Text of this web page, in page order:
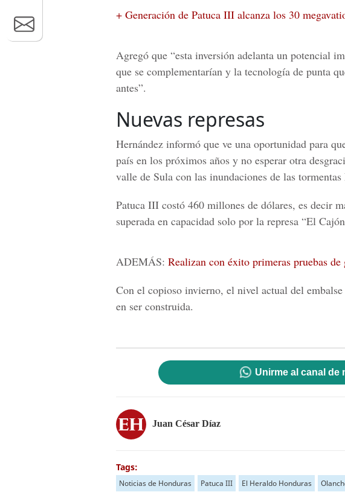
+ Generación de Patuca III alcanza los 30
Agregó que “esta inversión adelanta un potencial
que se complementarían y la tecnología de punta
antes”.
Nuevas represas
Hernández informó que ve una oportunidad para
país en los próximos años y no esperar otra
valle de Sula con las inundaciones de las
Patuca III costó 460 millones de dólares, es decir
superada en capacidad solo por la represa “El Cajón
ADEMÁS: Realizan con éxito primeras pruebas
Con el copioso invierno, el nivel actual del
en ser construida.
Unirme al canal de
Juan César Díaz
Tags:
Noticias de Honduras Patuca III El Heraldo Honduras